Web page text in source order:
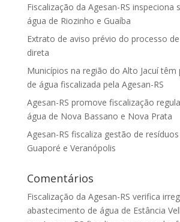
Fiscalização da Agesan-RS inspeciona
água de Riozinho e Guaíba
Extrato de aviso prévio do processo
direta
Municípios na região do Alto Jacuí têm
de água fiscalizada pela Agesan-RS
Agesan-RS promove fiscalização
água de Nova Bassano e Nova Prata
Agesan-RS fiscaliza gestão de
Guaporé e Veranópolis
Comentários
Fiscalização da Agesan-RS verifica
abastecimento de água de Estância